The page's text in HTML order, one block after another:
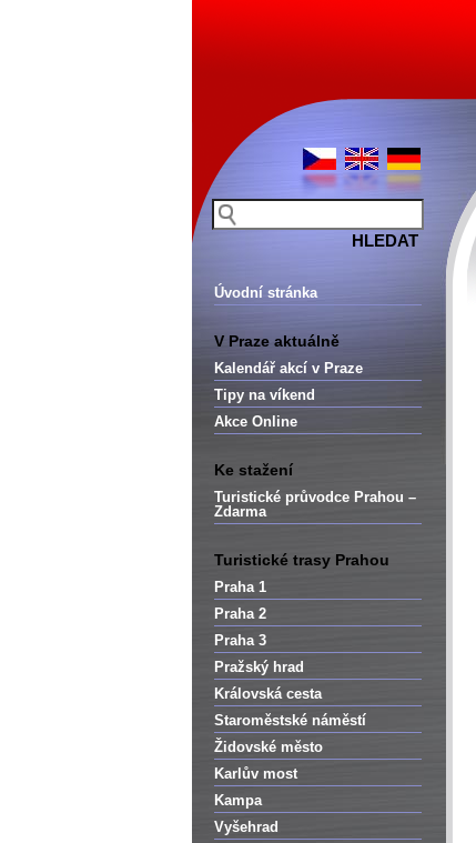
Úvodní stránka
V Praze aktuálně
Kalendář akcí v Praze
Tipy na víkend
Akce Online
Ke stažení
Turistické průvodce Prahou –
Zdarma
Turistické trasy Prahou
Praha 1
Praha 2
Praha 3
Pražský hrad
Královská cesta
Staroměstské náměstí
Židovské město
Karlův most
Kampa
Vyšehrad